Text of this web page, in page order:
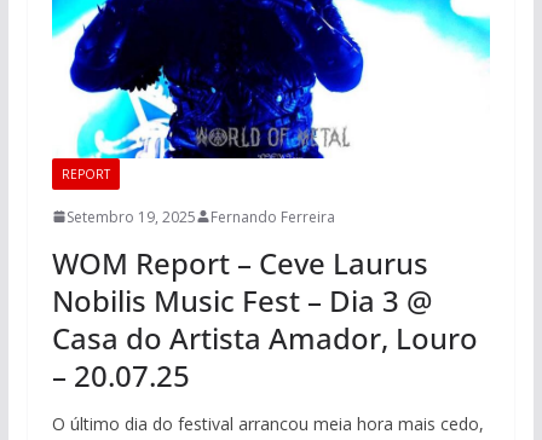
REPORT
Setembro 19, 2025 Fernando Ferreira
WOM Report – Ceve Laurus
Nobilis Music Fest – Dia 3 @
Casa do Artista Amador, Louro
– 20.07.25
O último dia do festival arrancou meia hora mais cedo,